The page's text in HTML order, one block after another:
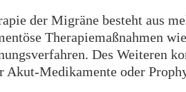
der Migräne besteht aus
Therapiemaßnahmen
Des Weiteren
Akut-Medikamente oder